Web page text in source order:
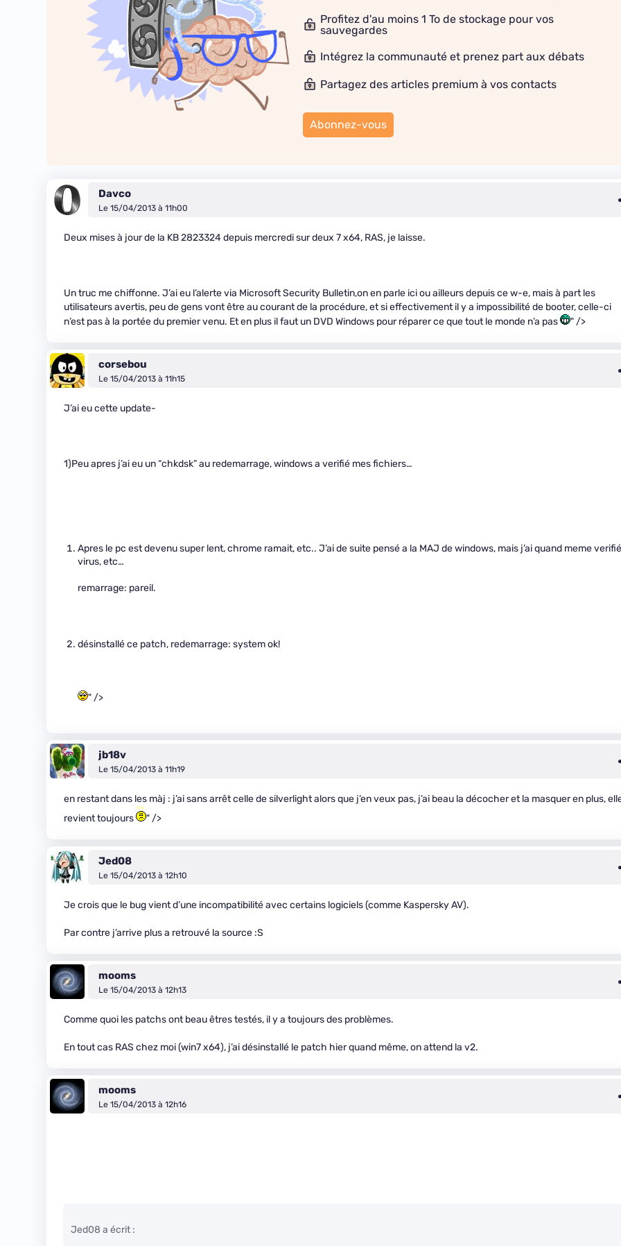
Profitez d'au moins 1 To de stockage pour vos
sauvegardes
Intégrez la communauté et prenez part aux débats
Partagez des articles premium à vos contacts
Abonnez-vous
Davco
Le 15/04/2013 à 11h00
Deux mises à jour de la KB 2823324 depuis mercredi sur deux 7 x64, RAS, je laisse.
Un truc me chiffonne. J’ai eu l’alerte via Microsoft Security Bulletin,on en parle ici ou ailleurs depuis ce w-e, mais à part les
utilisateurs avertis, peu de gens vont être au courant de la procédure, et si effectivement il y a impossibilité de booter, celle-ci
n’est pas à la portée du premier venu. Et en plus il faut un DVD Windows pour réparer ce que tout le monde n’a pas
" />
corsebou
Le 15/04/2013 à 11h15
J’ai eu cette update-
1)Peu apres j’ai eu un “chkdsk” au redemarrage, windows a verifié mes fichiers…
Apres le pc est devenu super lent, chrome ramait, etc.. J’ai de suite pensé a la MAJ de windows, mais j’ai quand meme verifié
virus, etc…
remarrage: pareil.
désinstallé ce patch, redemarrage: system ok!
" />
jb18v
Le 15/04/2013 à 11h19
en restant dans les màj : j’ai sans arrêt celle de silverlight alors que j’en veux pas, j’ai beau la décocher et la masquer en plus,
revient toujours
" />
Jed08
Le 15/04/2013 à 12h10
Je crois que le bug vient d’une incompatibilité avec certains logiciels (comme Kaspersky AV).
Par contre j’arrive plus a retrouvé la source :S
mooms
Le 15/04/2013 à 12h13
Comme quoi les patchs ont beau êtres testés, il y a toujours des problèmes.
En tout cas RAS chez moi (win7 x64), j’ai désinstallé le patch hier quand même, on attend la v2.
mooms
Le 15/04/2013 à 12h16
Jed08 a écrit :